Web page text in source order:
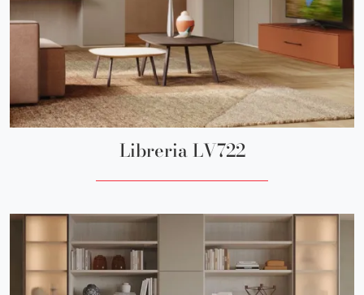
Libreria LV722